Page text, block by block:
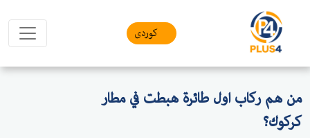
کوردی
من هم ركاب اول طائرة هبطت في مطار
كركوك؟